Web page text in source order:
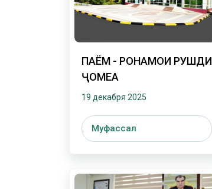
ПАЁМ - РОҲНАМОИ РУШДИ
ҶОМЕА
19 декабря 2025
Муфассал